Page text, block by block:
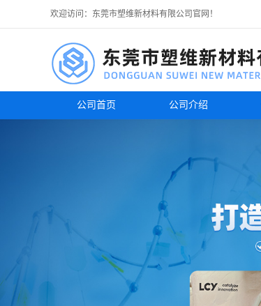
欢迎访问：东莞市塑维新材料有限公司官网！
公司首页 公司介绍